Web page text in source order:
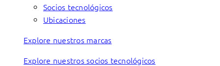
Socios tecnológicos
Ubicaciones
Explore nuestros marcas
Explore nuestros socios tecnológicos